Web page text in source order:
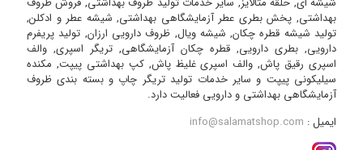
بهداشتی, پخش بطری عطر آزمایشگاهی بهداشتی, شیشه عطر و ادکلن,
تولید شیشه قطره چکان, شیشه ویال, ظروف دارویی ارزان, تولید پریفرم
دارویی, بطری دارویی, قطره چکان آزمایشگاهی, تریگر اسپری, والف
اسپری رقیق پاش, والف اسپری غلیظ پاش, کپ بهداشتی پیپت, مکنده
سیلیکونی پیپت و سایر خدمات تولید تریگر چاپ و بسته بندی ظروف
آزمایشگاهی بهداشتی و دارویی فعالیت دارد.
ایمیل : info@salamatshop.com